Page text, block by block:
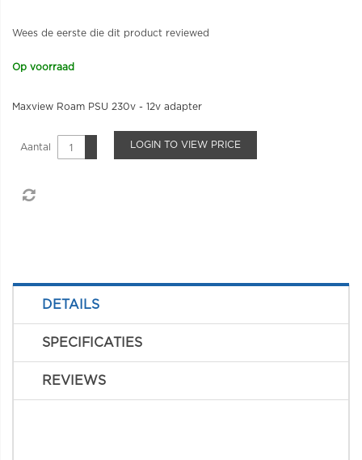
Wees de eerste die dit product reviewed
Op voorraad
Maxview Roam PSU 230v - 12v adapter
Aantal LOGIN TO VIEW PRICE
DETAILS
SPECIFICATIES
REVIEWS